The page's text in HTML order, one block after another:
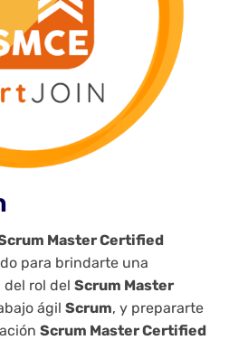
Master Certified
para brindarte una
rol del Scrum Master
ágil Scrum, y prepararte
Scrum Master Certified